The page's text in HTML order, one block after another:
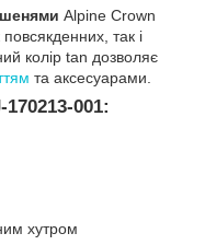
Alpine Crown
так і
колір tan дозволяє
та аксесуарами.
001:
хутром